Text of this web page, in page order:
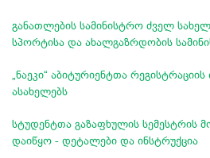
განათლების სამინისტრო ძველ
სპორტისა და ახალგაზრდობის
„ნაეკი“ აბიტურიენტთა
ასახელებს
სტუდენტთა გაზაფხულის სემესტრის
დაიწყო - დეტალები და ინსტრუქცია